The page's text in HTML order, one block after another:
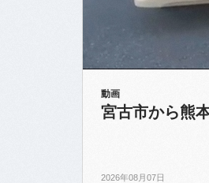
動画
宮古市から熊
2026年08月07日